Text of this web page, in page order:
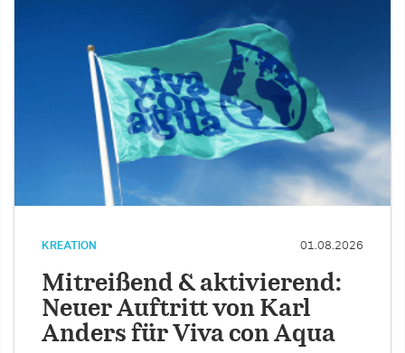
KREATION 01.08.2026
Mitreißend & aktivierend:
Neuer Auftritt von Karl
Anders für Viva con Aqua